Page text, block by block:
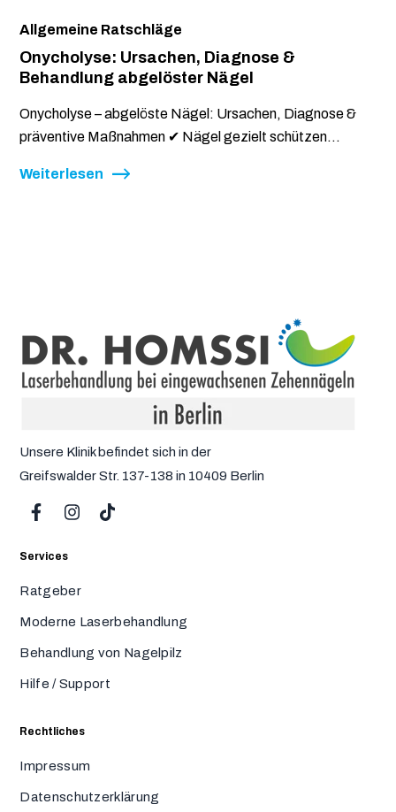
Allgemeine Ratschläge
Onycholyse: Ursachen, Diagnose &
Behandlung abgelöster Nägel
Onycholyse – abgelöste Nägel: Ursachen, Diagnose &
präventive Maßnahmen ✔ Nägel gezielt schützen...
Weiterlesen
Unsere Klinik befindet sich in der
Greifswalder Str. 137-138 in 10409 Berlin
Services
Ratgeber
Moderne Laserbehandlung
Behandlung von Nagelpilz
Hilfe / Support
Rechtliches
Impressum
Datenschutzerklärung